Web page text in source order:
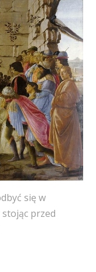
się w
przed